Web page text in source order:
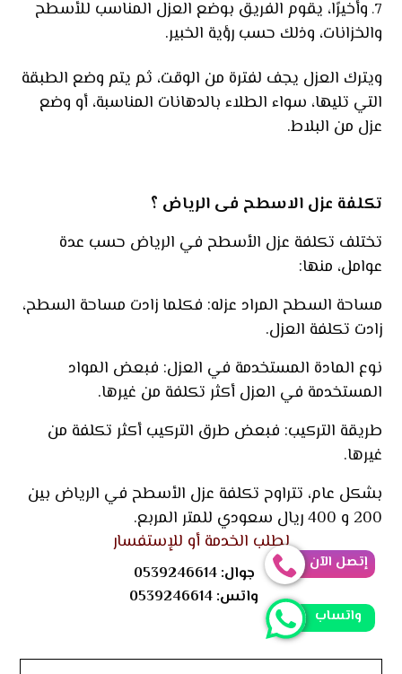
وأخيرًا، يقوم الفريق بوضع العزل المناسب للأسطح
والخزانات، وذلك حسب رؤية الخبير.
ويترك العزل يجف لفترة من الوقت، ثم يتم وضع الطبقة
التي تليها، سواء الطلاء بالدهانات المناسبة، أو وضع
عزل من البلاط.
تكلفة عزل الاسطح فى الرياض ؟
تختلف تكلفة عزل الأسطح في الرياض حسب عدة
عوامل، منها:
مساحة السطح المراد عزله: فكلما زادت مساحة السطح،
زادت تكلفة العزل.
نوع المادة المستخدمة في العزل: فبعض المواد
المستخدمة في العزل أكثر تكلفة من غيرها.
طريقة التركيب: فبعض طرق التركيب أكثر تكلفة من
غيرها.
بشكل عام، تتراوح تكلفة عزل الأسطح في الرياض بين
200 و 400 ريال سعودي للمتر المربع.
لطلب الخدمة أو للإستفسار
جوال:0539246614
واتس: 0539246614
إتصل الآن
واتساب